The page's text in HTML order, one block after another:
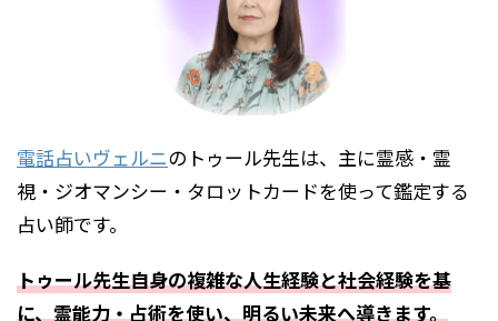
電話占いヴェルニのトゥール先生は、主に霊感・霊
視・ジオマンシー・タロットカードを使って鑑定する
占い師です。
トゥール先生自身の複雑な人生経験と社会経験を基
に、霊能力・占術を使い、明るい未来へ導きます。